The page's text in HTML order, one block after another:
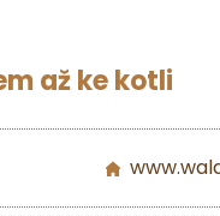
až ke kotli